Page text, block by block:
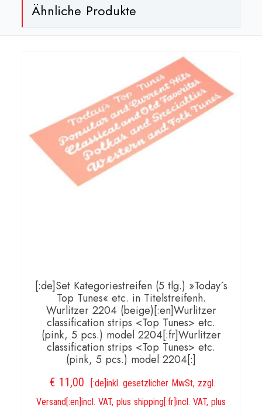
Ähnliche Produkte
[:de]Set Kategoriestreifen (5 tlg.) »Today´s
Top Tunes« etc. in Titelstreifenh.
Wurlitzer 2204 (beige)[:en]Wurlitzer
classification strips <Top Tunes> etc.
(pink, 5 pcs.) model 2204[:fr]Wurlitzer
classification strips <Top Tunes> etc.
(pink, 5 pcs.) model 2204[:]
€ 11,00
[:de]inkl. gesetzlicher MwSt, zzgl.
Versand[:en]incl. VAT, plus shipping[:fr]incl. VAT, plus